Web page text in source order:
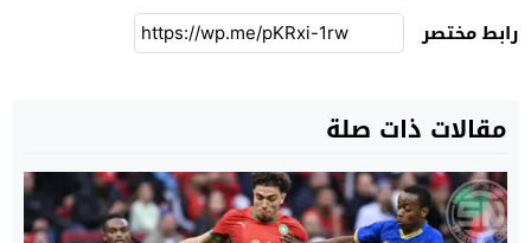
رابط مختصر
مقالات ذات صلة